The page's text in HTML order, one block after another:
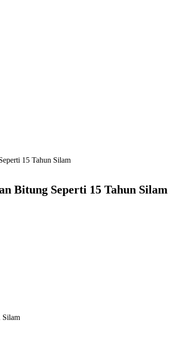
15 Tahun Silam
Bitung Seperti 15 Tahun Silam
Silam